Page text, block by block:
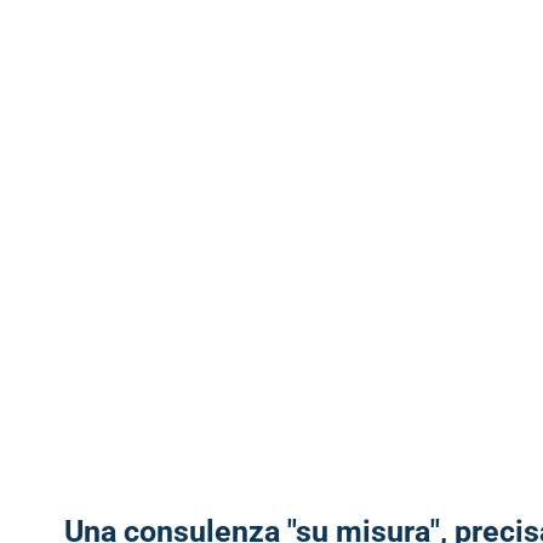
Una consulenza "su misura",